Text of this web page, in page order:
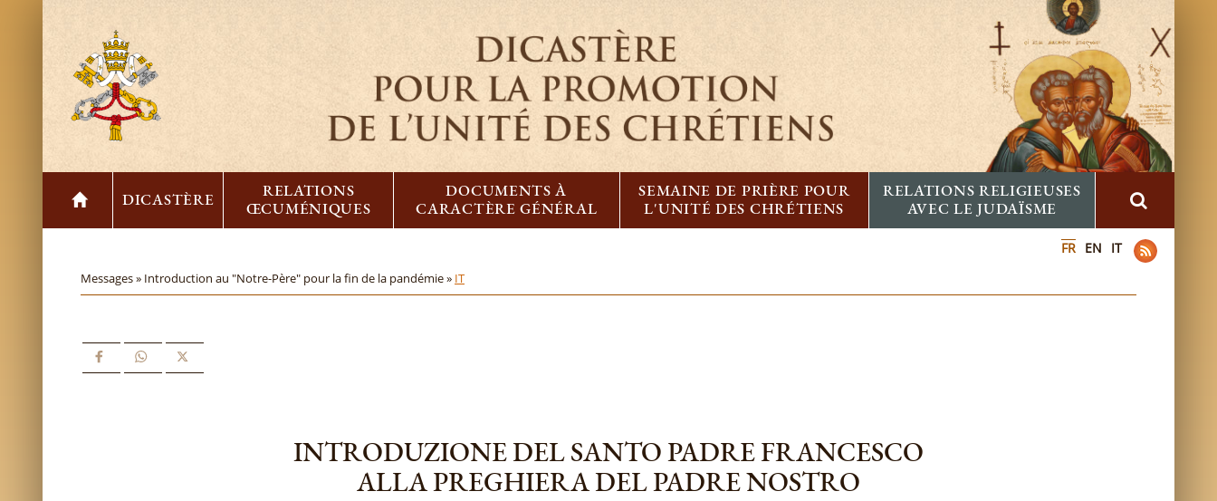
DICASTÈRE
RELATIONS
ŒCUMÉNIQUES
DOCUMENTS À
CARACTÈRE GÉNÉRAL
SEMAINE DE PRIÈRE POUR
L'UNITÉ DES CHRÉTIENS
RELATIONS RELIGIEUSES
AVEC LE JUDAÏSME
FR EN IT
Messages » Introduction au "Notre-Père" pour la fin de la pandémie » IT
INTRODUZIONE DEL SANTO PADRE FRANCESCO
ALLA PREGHIERA DEL PADRE NOSTRO